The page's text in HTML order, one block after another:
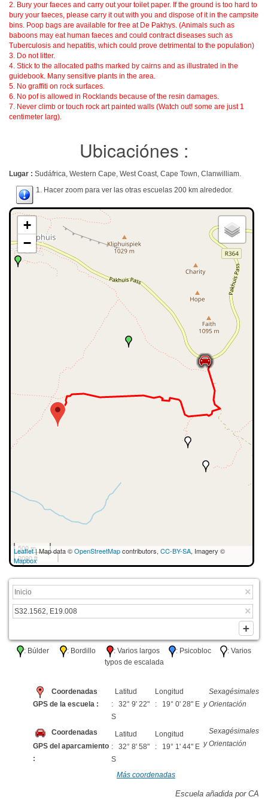
2. Bury your faeces and carry out your toilet paper. If the ground is too hard to
bury your faeces, please carry it out with you and dispose of it in the campsite
bins. Poop bags are available for free at De Pakhys. (Animals such as
baboons may eat human faeces and could contract diseases such as
Tuberculosis and hepatitis, which could prove detrimental to the population)
3. Do not litter.
4. Stick to the allocated paths marked by cairns and as illustrated in the
guidebook. Many sensitive plants in the area.
5. No graffiti on rock surfaces.
6. No pof is allowed in Rocklands because of the resin damages.
7. Never climb or touch rock art painted walls (Watch out! some are just 1
centimeter larg).
Ubicaciónes :
Lugar : Sudáfrica, Western Cape, West Coast, Cape Town, Clanwilliam.
1. Hacer zoom para ver las otras escuelas 200 km alrededor.
+
−
500 m
2000 ft
Leaflet| Map data ©OpenStreetMapcontributors, CC-BY-SA, Imagery ©
Mapbox
: Búlder : Bordillo : Varios largos : Psicobloc
: Varios
typos de escalada
Coordenadas
GPS de la escuela :
Latitud
: 32° 9' 22"
S
Longitud
: 19° 0' 28" E
Sexagésimales
y Orientación
Coordenadas
GPS del aparcamiento
:
Latitud
: 32° 8' 58"
S
Longitud
: 19° 1' 44" E
Sexagésimales
y Orientación
Más coordenadas
Escuela añadida por CA